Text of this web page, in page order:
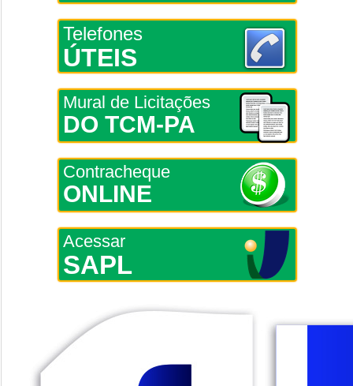
Telefones
ÚTEIS
Mural de Licitações
DO TCM-PA
Contracheque
ONLINE
Acessar
SAPL